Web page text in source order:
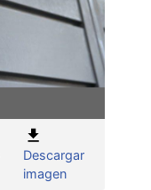
Descargar
imagen: